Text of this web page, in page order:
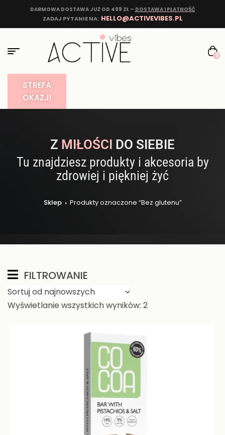
DARMOWA DOSTAWA JUŻ OD 499 ZŁ – DOSTAWA I PŁATNOŚĆ
ZADAJ PYTANIE NA: HELLO@ACTIVEVIBES.PL
0
STREFA
OKAZJI
Z MIŁOŚCI DO SIEBIE
Tu znajdziesz produkty i akcesoria by
zdrowiej i piękniej żyć
Sklep › Produkty oznaczone “Bez glutenu”
FILTROWANIE
Wyświetlanie wszystkich wyników: 2